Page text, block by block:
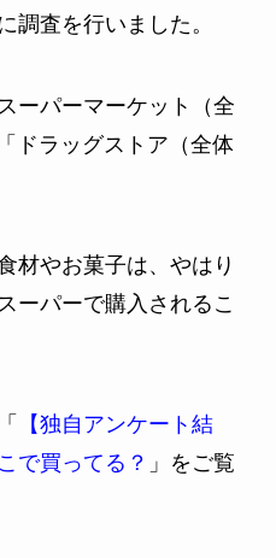
調査を行いました。
ーパーマーケット（全
ドラッグストア（全体
材やお菓子は、やはり
ーパーで購入されるこ
【独自アンケート結
で買ってる？ 」をご覧